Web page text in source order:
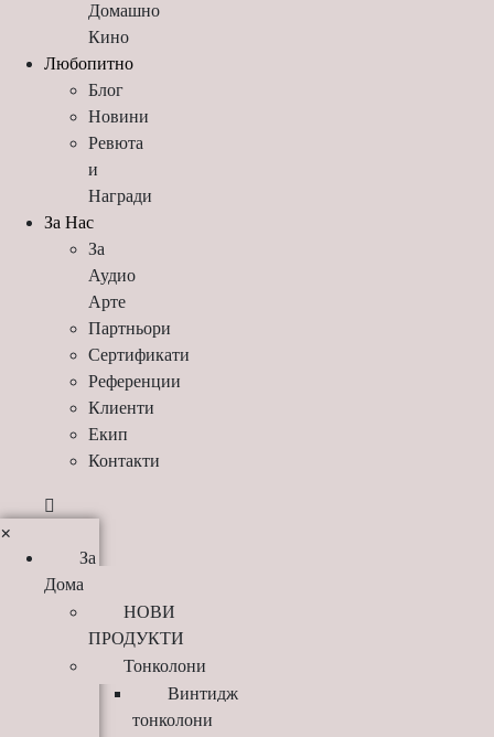
Домашно
Кино
Любопитно
Блог
Новини
Ревюта
и
Награди
За Нас
За
Аудио
Арте
Партньори
Сертификати
Референции
Клиенти
Екип
Контакти
×
За
Дома
НОВИ
ПРОДУКТИ
Тонколони
Винтидж
тонколони